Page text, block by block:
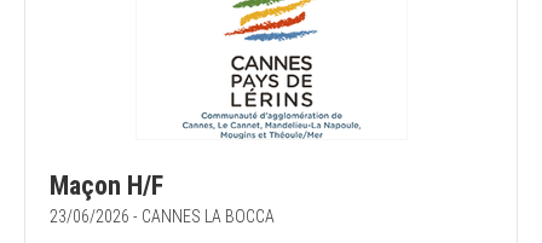
Maçon H/F
23/06/2026 - CANNES LA BOCCA